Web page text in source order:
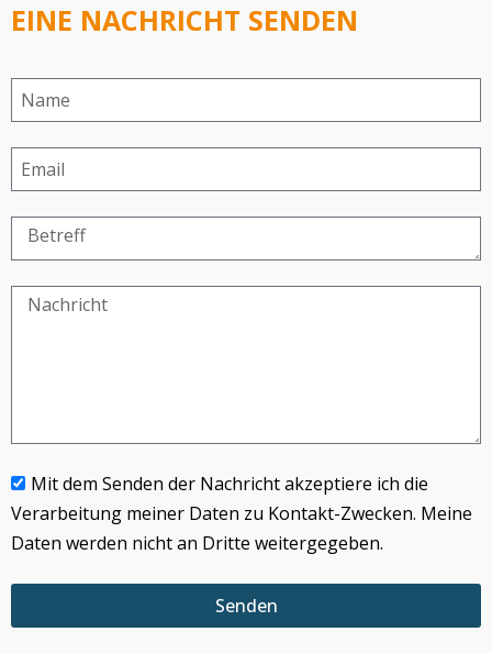
EINE NACHRICHT SENDEN
Mit dem Senden der Nachricht akzeptiere ich die
Verarbeitung meiner Daten zu Kontakt-Zwecken. Meine
Daten werden nicht an Dritte weitergegeben.
Senden